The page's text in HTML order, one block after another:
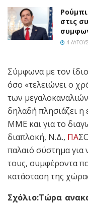
στις
4
Σύμφωνα με τον
όσο «τελειώνει ο
των
δηλαδή πλησιάζει
ΜΜΕ και για το
διαπλοκή, Ν.Δ., ΠΑ
παλαιό σύστημα
τους, συμφέροντα
κατάσταση της
Σχόλιο:Τώρα